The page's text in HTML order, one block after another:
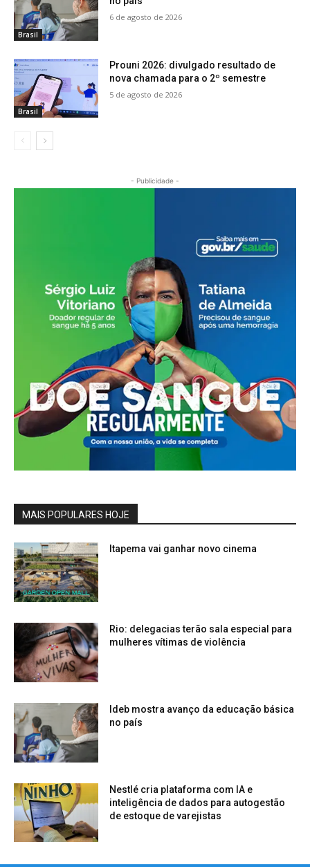
Brasil
6 de agosto de 2026
Brasil
Prouni 2026: divulgado resultado de
nova chamada para o 2º semestre
5 de agosto de 2026
- Publicidade -
MAIS POPULARES HOJE
Itapema vai ganhar novo cinema
Rio: delegacias terão sala especial para
mulheres vítimas de violência
Ideb mostra avanço da educação básica
no país
Nestlé cria plataforma com IA e
inteligência de dados para autogestão
de estoque de varejistas